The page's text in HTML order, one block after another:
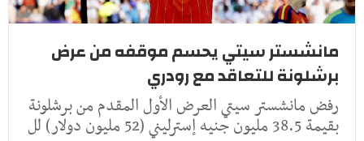
مانشستر سيتي يحسم موقفه من عرض
برشلونة للتعاقد مع رودري
رفض مانشستر سيتي العرض الأول المقدم من برشلونة
بقيمة 38.5 مليون جنيه إسترليني (52 مليون دولار) لل